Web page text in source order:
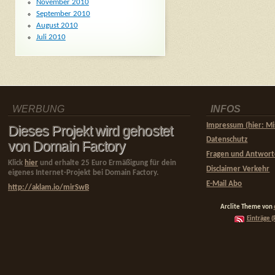
November 2010
September 2010
August 2010
Juli 2010
WERBUNG
Dieses Projekt wird gehostet
von Domain Factory
Klick hier und erhalte 25 Euro Ermäßigung für dein
eigenes Internet-Projekt bei Domain Factory.
http://aklam.io/mirSwB
INFOS
Impressum (hier:
Datenschutz
Fragen und
Disclaimer Verkehr
E-Mail Abo
Arclite Theme von
Einträge